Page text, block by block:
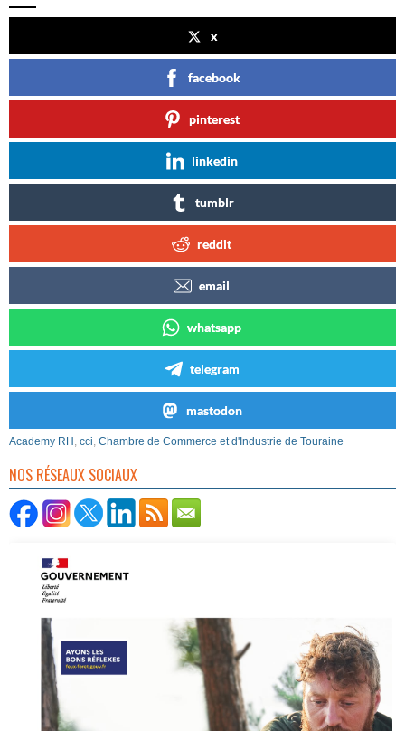
x
facebook
pinterest
linkedin
tumblr
reddit
email
whatsapp
telegram
mastodon
Academy RH , cci, Chambre de Commerce et d'Industrie de Touraine
NOS RÉSEAUX SOCIAUX